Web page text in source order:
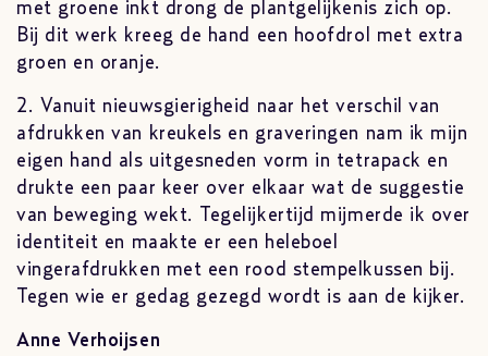
met groene inkt drong de plantgelijkenis zich op.
Bij dit werk kreeg de hand een hoofdrol met extra
groen en oranje.
2. Vanuit nieuwsgierigheid naar het verschil van
afdrukken van kreukels en graveringen nam ik mijn
eigen hand als uitgesneden vorm in tetrapack en
drukte een paar keer over elkaar wat de suggestie
van beweging wekt. Tegelijkertijd mijmerde ik over
identiteit en maakte er een heleboel
vingerafdrukken met een rood stempelkussen bij.
Tegen wie er gedag gezegd wordt is aan de kijker.
Anne Verhoijsen